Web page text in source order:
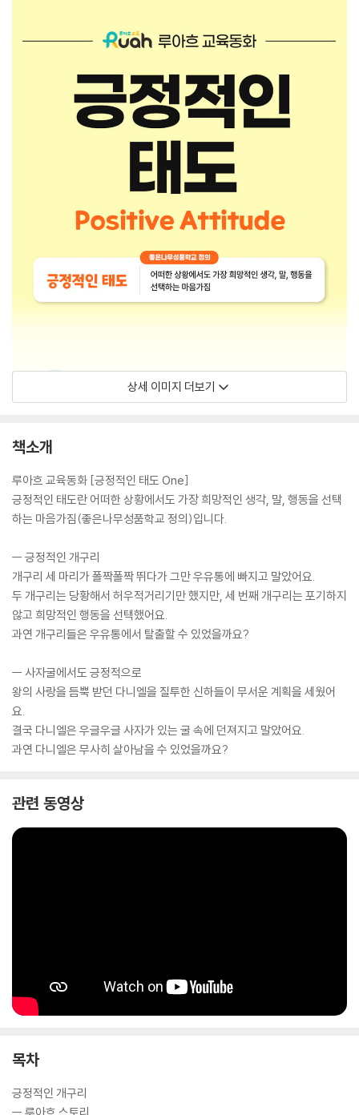
상세 이미지 더보기
책소개
루아흐 교육동화 [긍정적인 태도 One]
긍정적인 태도란 어떠한 상황에서도 가장 희망적인 생각, 말, 행동을 선택
하는 마음가짐(좋은나무성품학교 정의)입니다.
ㅡ 긍정적인 개구리
개구리 세 마리가 폴짝폴짝 뛰다가 그만 우유통에 빠지고 말았어요.
두 개구리는 당황해서 허우적거리기만 했지만, 세 번째 개구리는 포기하지
않고 희망적인 행동을 선택했어요.
과연 개구리들은 우유통에서 탈출할 수 있었을까요?
ㅡ 사자굴에서도 긍정적으로
왕의 사랑을 듬뿍 받던 다니엘을 질투한 신하들이 무서운 계획을 세웠어
요.
결국 다니엘은 우글우글 사자가 있는 굴 속에 던져지고 말았어요.
과연 다니엘은 무사히 살아남을 수 있었을까요?
관련 동영상
목차
긍정적인 개구리